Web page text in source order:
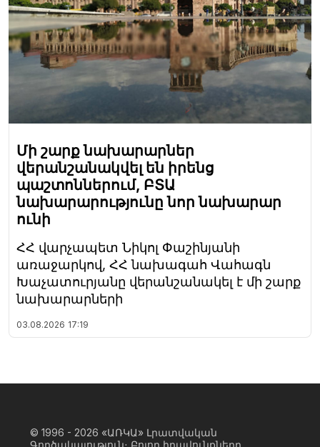
Մի շարք նախարարներ
վերանշանակվել են իրենց
պաշտոններում, ԲՏԱ
նախարարությունը նոր նախարար
ունի
ՀՀ վարչապետ Նիկոլ Փաշինյանի
առաջարկով, ՀՀ նախագահ Վահագն
Խաչատուրյանը վերանշանակել է մի շարք
նախարարների
03.08.2026 17:19
© 1996 - 2026 «ԱՌԿԱ» Լրատվական